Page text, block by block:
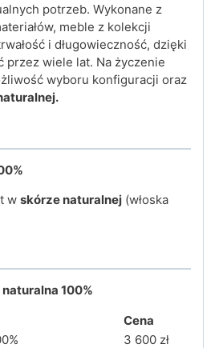
potrzeb. Wykonane z
meble z kolekcji
i długowieczność, dzięki
przez wiele lat. Na życzenie
wyboru konfiguracji oraz
w skórze naturalnej (włoska
100%
Cena
3 600 zł